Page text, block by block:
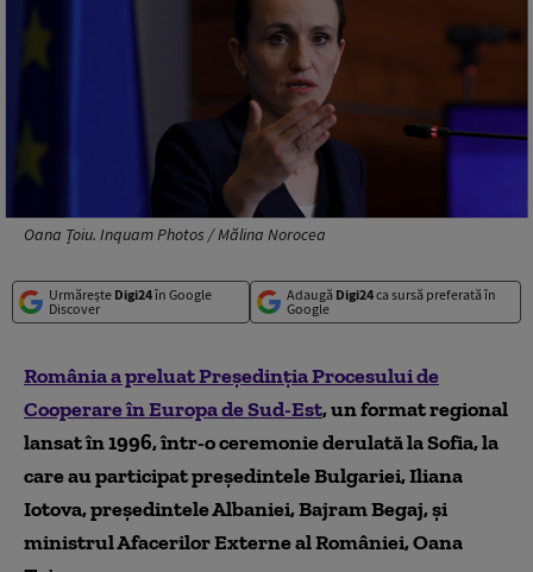
Oana Țoiu. Inquam Photos / Mălina Norocea
Urmărește Digi24în Google
Discover
Adaugă Digi24ca sursă preferată în
Google
România a preluat Preşedinţia Procesului de
Cooperare în Europa de Sud-Est, un format regional
lansat în 1996, într-o ceremonie derulată la Sofia, la
care au participat preşedintele Bulgariei, Iliana
Iotova, preşedintele Albaniei, Bajram Begaj, şi
ministrul Afacerilor Externe al României, Oana